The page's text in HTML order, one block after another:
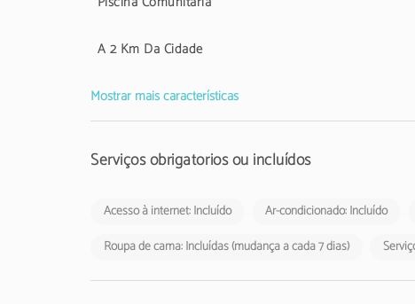
A 2 Km Da Cidade
Mostrar mais características
Serviços obrigatórios ou incluídos
Acesso à internet: Incluído Ar-condicionado: Incluído
Roupa de cama: Incluídas (mudança a cada 7 dias)